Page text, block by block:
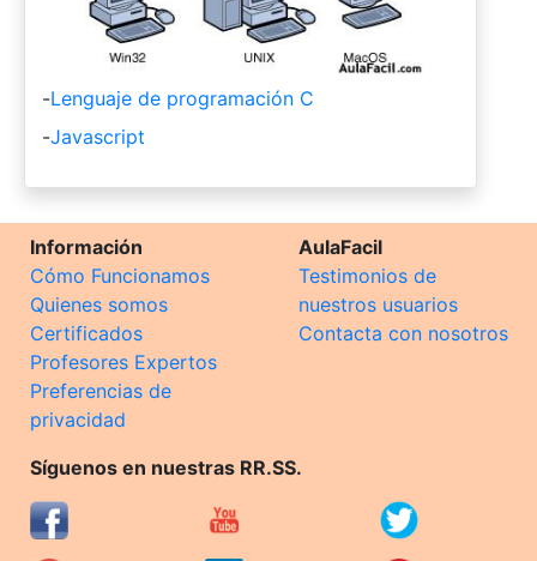
-Lenguaje de programación C
-Javascript
Información
Cómo Funcionamos
Quienes somos
Certificados
Profesores Expertos
Preferencias de
privacidad
AulaFacil
Testimonios de
nuestros usuarios
Contacta con nosotros
Síguenos en nuestras RR.SS.